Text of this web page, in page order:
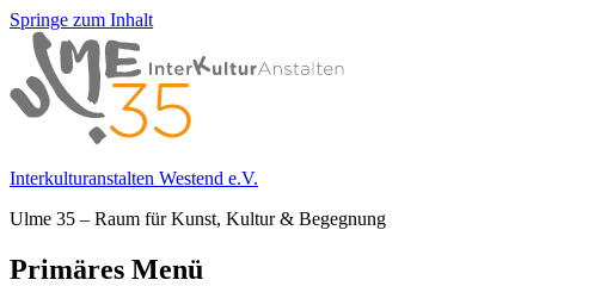
Springe zum Inhalt
Interkulturanstalten Westend e.V.
Ulme 35 – Raum für Kunst, Kultur & Begegnung
Primäres Menü